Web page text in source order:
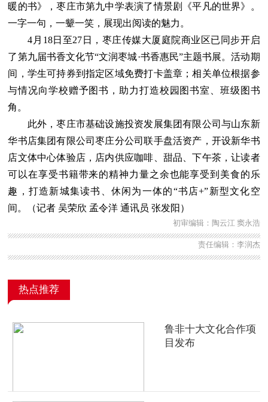
暖的书》，枣庄市第九中学表演了情景剧《平凡的世界》。
一字一句，一颦一笑，展现出阅读的魅力。
4月18日至27日，枣庄传媒大厦庭院商业区已同步开启
了第九届书香文化节“文润枣城·书香惠民”主题书展。活动期
间，学生可持券到指定区域免费打卡盖章；相关单位根据参
与情况向学校赠予图书，助力打造校园图书室、班级图书
角。
此外，枣庄市基础设施投资发展集团有限公司与山东新
华书店集团有限公司枣庄分公司联手盘活资产，开设新华书
店文体中心体验店，店内供应咖啡、甜品、下午茶，让读者
可以在享受书籍带来的精神力量之余也能享受到美食的乐
趣，打造新城集读书、休闲为一体的“书店+”新型文化空
间。（记者 吴荣欣 孟令洋 通讯员 张发阳）
初审编辑：陶云江 窦永浩
责任编辑：李润杰
热点推荐
鲁非十大文化合作项
目发布